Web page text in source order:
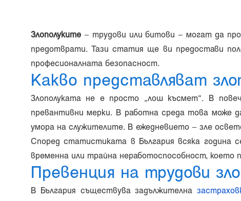
Злополуките – трудови или битови – могат да
предотврати. Тази статия ще ви предостави
професионалната безопасност.
Какво представляват
Злополуката не е просто „лош късмет“. В
превантивни мерки. В работна среда това може
умора на служителите. В ежедневието – зле
Според статистиката в България всяка година
временна или трайна неработоспособност, което
Превенция на трудови
В България съществува задължителна